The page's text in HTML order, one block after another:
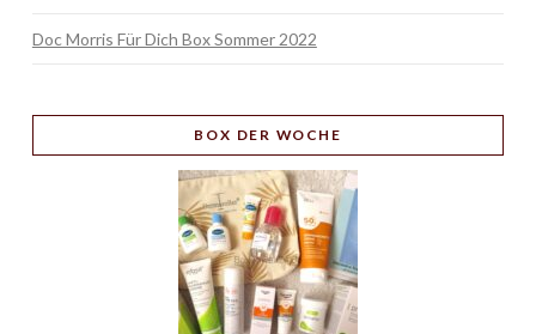
Doc Morris Für Dich Box Sommer 2022
BOX DER WOCHE